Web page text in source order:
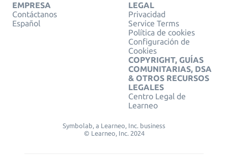
EMPRESA
Contáctanos
Español
LEGAL
Privacidad
Service Terms
Política de cookies
Configuración de
Cookies
COPYRIGHT, GUÍAS
COMUNITARIAS, DSA
& OTROS RECURSOS
LEGALES
Centro Legal de
Learneo
Symbolab, a Learneo, Inc. business
© Learneo, Inc. 2024